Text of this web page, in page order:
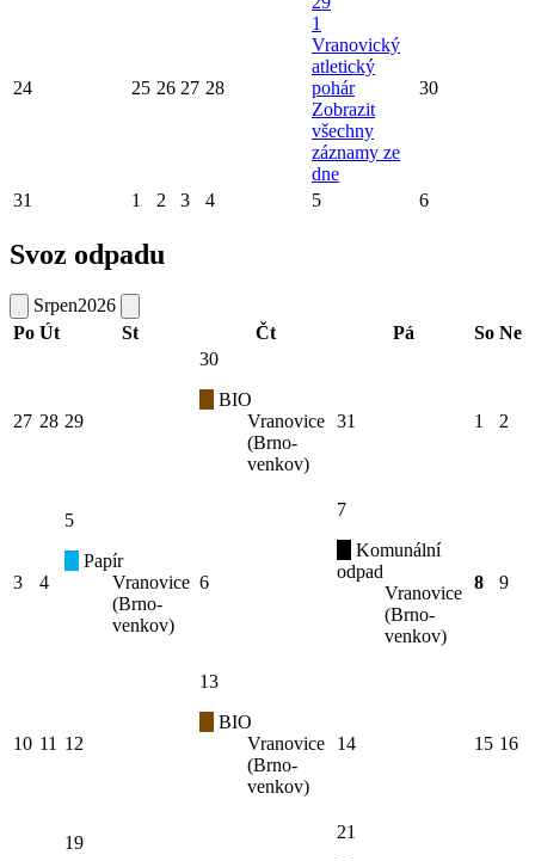
24 25 26 27 28
1
Vranovický
atletický
pohár
Zobrazit
všechny
záznamy ze
dne
30
31 1 2 3 4 5 6
Svoz odpadu
Srpen2026
Po Út St Čt Pá So Ne
27 28 29
30
BIO
Vranovice
(Brno-
venkov)
31 1 2
3 4
5
Papír
Vranovice
(Brno-
venkov)
6
7
Komunální
odpad
Vranovice
(Brno-
venkov)
8 9
10 11 12
13
BIO
Vranovice
(Brno-
venkov)
14 15 16
19
21